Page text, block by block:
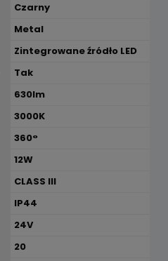
Czarny
Metal
Zintegrowane źródło LED
Tak
630lm
3000K
360°
12W
CLASS III
IP44
24V
20